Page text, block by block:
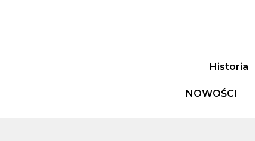
Historia
NOWOŚCI